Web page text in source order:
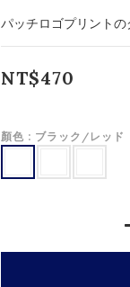
パッチロゴプリントの
NT$470
顏色 : ブラック/レッド